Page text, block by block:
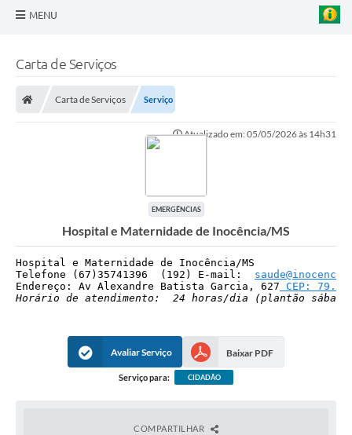
MENU
Renuncia de Receita
Galeria de Fotos
Cartas de Serviços
Programa de Estágio
Carta de Serviços
Carta de Serviços Serviço
Atualizado em: 05/05/2026 às 14h31
EMERGÊNCIAS
Hospital e Maternidade de Inocência/MS
Hospital e Maternidade de Inocência/MS
Telefone (67)35741396  (192) E-mail:
Endereço: Av Alexandre Batista Garcia, 627 CEP:
Horário de atendimento:  24 horas/dia (plantão
Avaliar Serviço Baixar PDF
Serviço para: CIDADÃO
COMPARTILHAR